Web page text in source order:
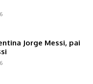
Jorge Messi, pai